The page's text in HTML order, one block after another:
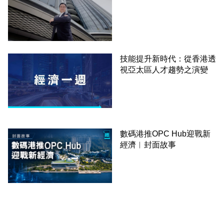
技能提升新時代：從香港透
視亞太區人才趨勢之演變
數碼港推OPC Hub迎戰新
經濟︳封面故事